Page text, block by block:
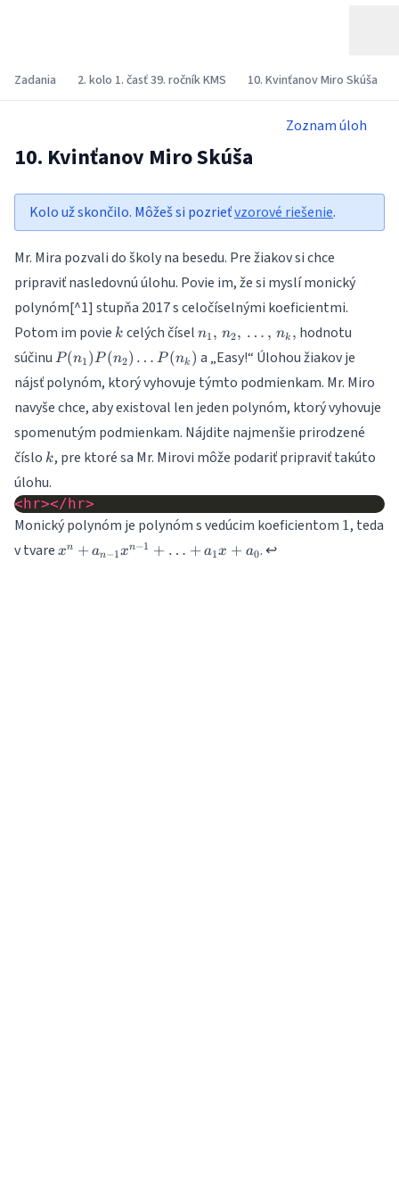
Zadania 2. kolo 1. časť 39. ročník KMS 10. Kvinťanov Miro Skúša
Zoznam úloh
10. Kvinťanov Miro Skúša
Kolo už skončilo. Môžeš si pozrieťvzorové riešenie.
Mr. Mira pozvali do školy na besedu. Pre žiakov si chce
pripraviť nasledovnú úlohu. Povie im, že si myslí monický
polynóm[^1] stupňa 2017 s celočíselnými koeficientmi.
Potom im povie k
k celých čísel n1 , n2, … , nk , hodnotu
súčinu P(n_1)P(n_2)\dots
P(n_k)
P(n1 )P (n2) … P (nk ) a „Easy!“ Úlohou žiakov je
nájsť polynóm, ktorý vyhovuje týmto podmienkam. Mr. Miro
navyše chce, aby existoval len jeden polynóm, ktorý vyhovuje
spomenutým podmienkam. Nájdite najmenšie prirodzené
číslo k
k, pre ktoré sa Mr. Mirovi môže podariť pripraviť takúto
úlohu.
<hr></hr>
Monický polynóm je polynóm s vedúcim koeficientom 1
1, teda
v tvare x^n +
xn + an−1 xn−1 + … + a1 x + a0. ↩